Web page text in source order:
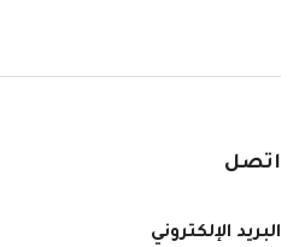
اتصل
البريد الإلكتروني